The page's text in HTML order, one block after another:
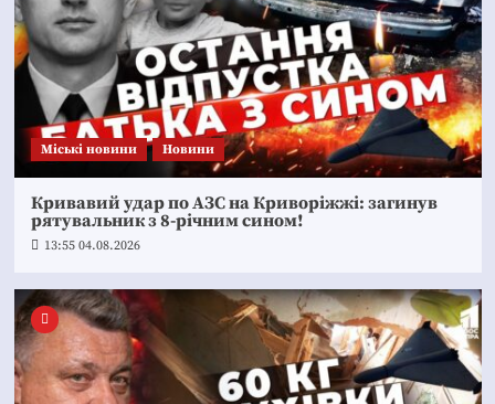
Mіські новини Новини
Кривавий удар по АЗС на Криворіжжі: загинув
рятувальник з 8-річним сином!
13:55 04.08.2026